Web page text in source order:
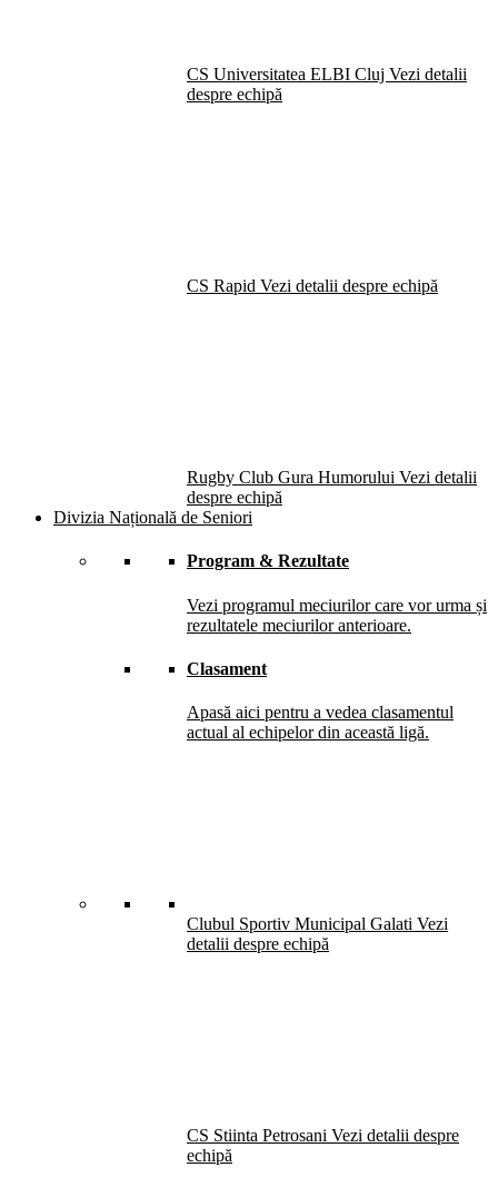
CS Universitatea ELBI Cluj Vezi detalii
despre echipă
CS Rapid Vezi detalii despre echipă
Rugby Club Gura Humorului Vezi detalii
despre echipă
Divizia Națională de Seniori
Program & Rezultate
Vezi programul meciurilor care vor urma și
rezultatele meciurilor anterioare.
Clasament
Apasă aici pentru a vedea clasamentul
actual al echipelor din această ligă.
Clubul Sportiv Municipal Galati Vezi
detalii despre echipă
CS Stiinta Petrosani Vezi detalii despre
echipă